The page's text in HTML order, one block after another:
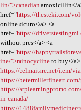
lin/">canadian amoxicillin</
href="https://thesteki.com/
online sicuro</a> <a
href="https://
without pres</a> <a
href="https://
ine/">minocyclineto buy</a>
https://celmaitare.net/item/
https://
https://
in-canada/
https://